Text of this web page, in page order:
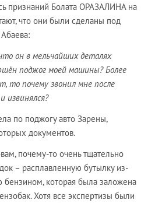
признаний Болата ОРАЗАЛИНА на
что они были сделаны под
он в мельчайших деталях
поджог моей машины? Более
то почему звонил мне после
извинялся?
по поджогу авто Зарены,
документов.
почему-то очень тщательно
– расплавленную бутылку из-
которая была заложена
Хотя все экспертизы были